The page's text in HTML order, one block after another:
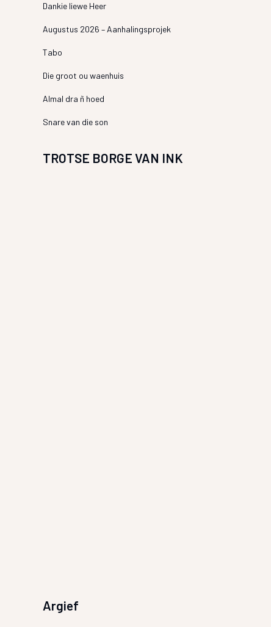
Dankie liewe Heer
Augustus 2026 – Aanhalingsprojek
Tabo
Die groot ou waenhuis
Almal dra ñ hoed
Snare van die son
TROTSE BORGE VAN INK
Argief